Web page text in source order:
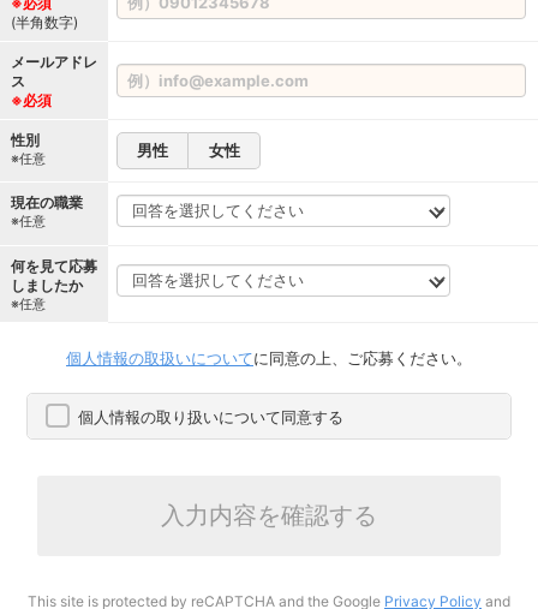
(半角数字)
メールアドレ
ス
※必須
性別
※任意 男性 女性
現在の職業
※任意
何を見て応募
しましたか
※任意
個人情報の取扱いについてに同意の上、ご応募ください。
個人情報の取り扱いについて同意する
入力内容を確認する
This site is protected by reCAPTCHA and the Google Privacy Policy and